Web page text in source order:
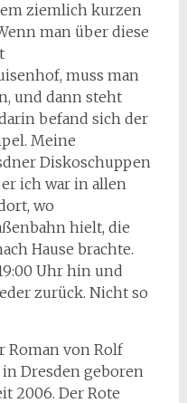
ziemlich kurzen
man über diese
muss man
und dann steht
befand sich der
Meine
Diskoschuppen
ich war in allen
wo
hielt, die
Hause brachte.
Uhr hin und
zurück. Nicht so
Roman von Rolf
in Dresden geboren
2006. Der Rote